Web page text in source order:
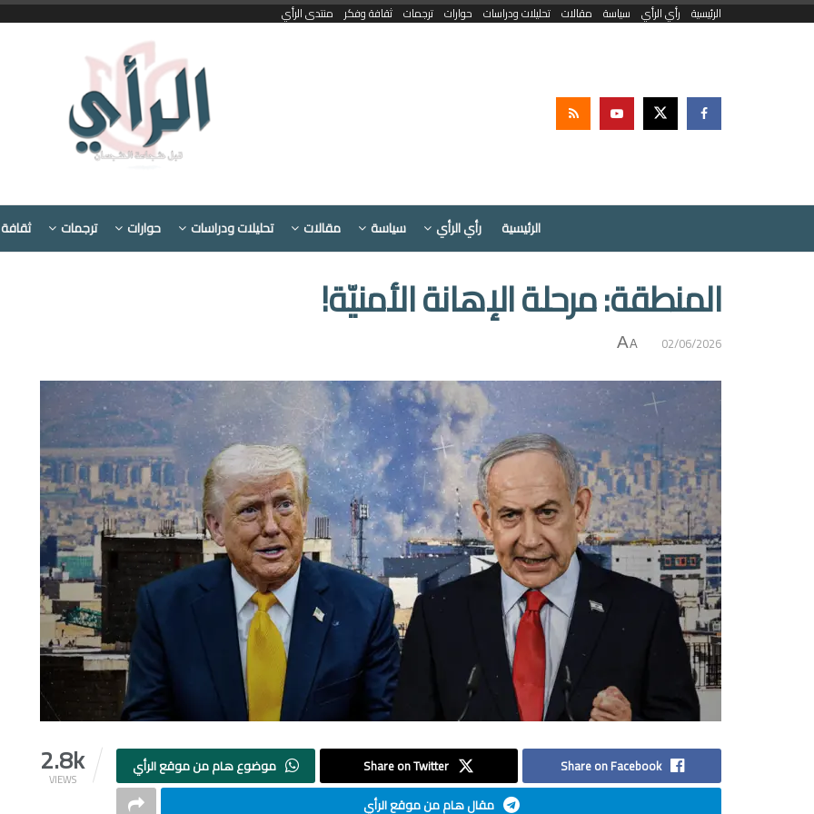
الرئيسية رأي الرأي سياسة مقالات تحليلات ودراسات حوارات ترجمات ثقافة وفكر منتدى الرأي
الرئيسية رأي الرأي سياسة مقالات تحليلات ودراسات حوارات ترجمات
المنطقة: مرحلة الإهانة الأمنيّة!
02/06/2026
A
A
2.8k
VIEWS
Share on Facebook
Share on Twitter
موضوع هام من موقع الرأي
مقال هام من موقع الرأي